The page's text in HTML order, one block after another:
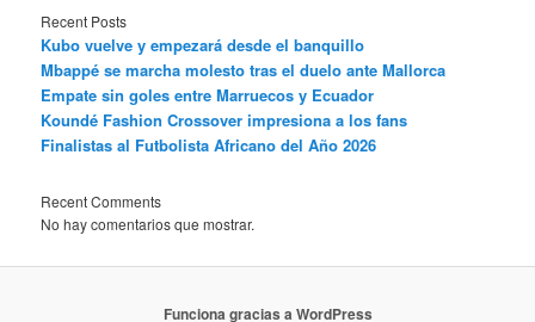
Recent Posts
Kubo vuelve y empezará desde el banquillo
Mbappé se marcha molesto tras el duelo ante Mallorca
Empate sin goles entre Marruecos y Ecuador
Koundé Fashion Crossover impresiona a los fans
Finalistas al Futbolista Africano del Año 2026
Recent Comments
No hay comentarios que mostrar.
Funciona gracias a WordPress